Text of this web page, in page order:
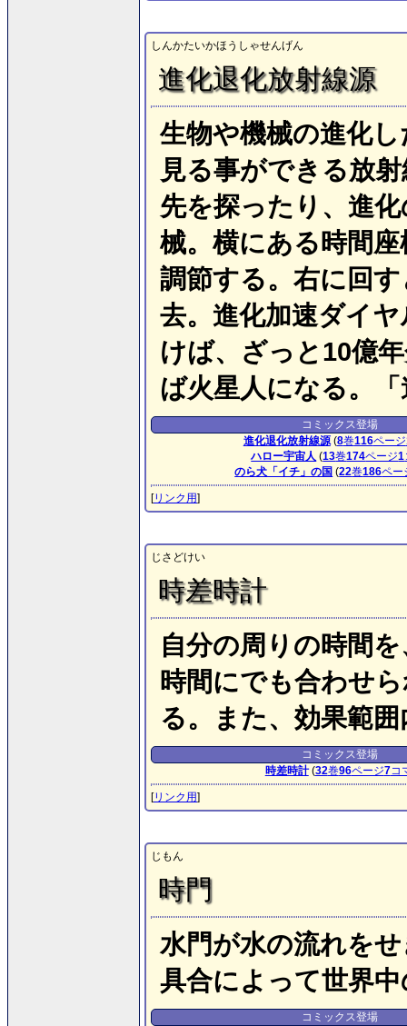
しんかたいかほうしゃせんげん
進化退化放射線源
生物や機械の進化
見る事ができる放
先を探ったり、進
械。横にある時間
調節する。右に回
去。進化加速ダイ
けば、ざっと10億
ば火星人になる。
コミックス登場
進化退化放射線源(8巻116ページ
ハロー宇宙人 (13巻174ページ1
のら犬「イチ」の国 (22巻186ペー
[リンク用]
じさどけい
時差時計
自分の周りの時間
時間にでも合わせ
る。また、効果範
コミックス登場
時差時計(32巻96ページ7コ
[リンク用]
じもん
時門
水門が水の流れを
具合によって世界
コミックス登場